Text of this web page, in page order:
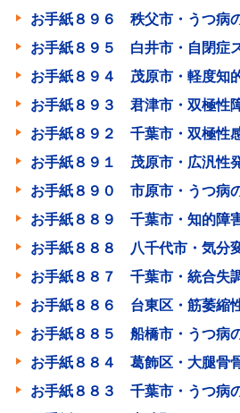
お手紙８９６ 秩父市・うつ病
お手紙８９５ 白井市・自閉症
お手紙８９４ 茂原市・軽度知
お手紙８９３ 君津市・双極性
お手紙８９２ 千葉市・双極性
お手紙８９１ 茂原市・広汎性
お手紙８９０ 市原市・うつ病
お手紙８８９ 千葉市・知的障
お手紙８８８ 八千代市・気分
お手紙８８７ 千葉市・統合失
お手紙８８６ 台東区・筋萎縮
お手紙８８５ 船橋市・うつ病
お手紙８８４ 葛飾区・大腿骨
お手紙８８３ 千葉市・うつ病